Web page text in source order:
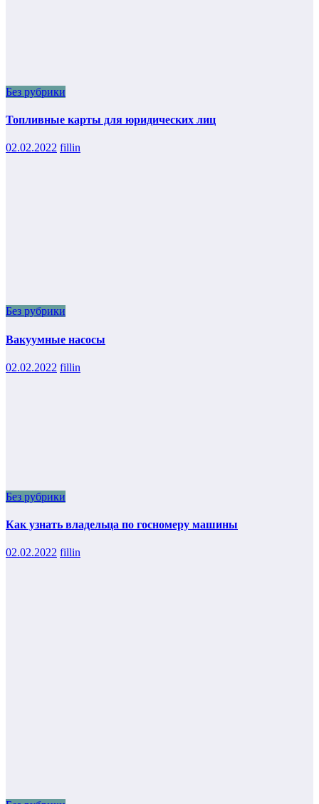
Без рубрики
Топливные карты для юридических лиц
02.02.2022 fillin
Без рубрики
Вакуумные насосы
02.02.2022 fillin
Без рубрики
Как узнать владельца по госномеру машины
02.02.2022 fillin